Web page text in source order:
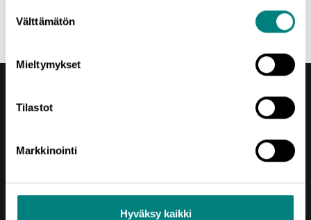
valinta
Välttämätön
Mieltymykset
Tilastot
Markkinointi
Hyväksy kaikki
Porin Leijona
Yrjönkatu 6